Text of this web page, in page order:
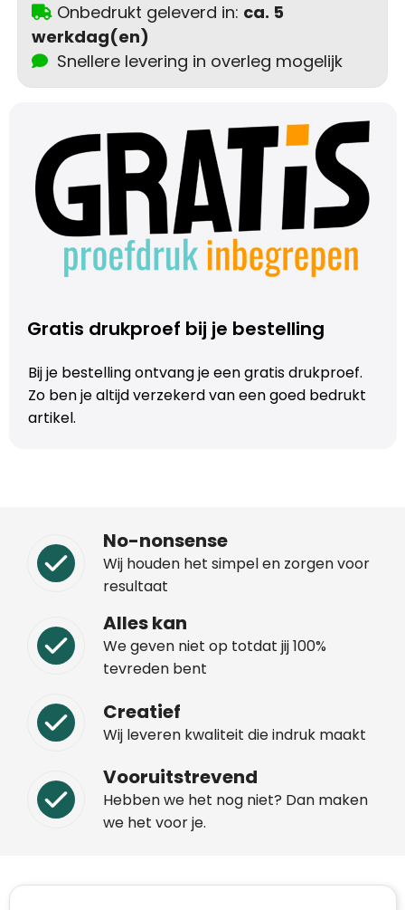
Collegetassen
Trolleys
Aktetassen
Schoenentassen
Promotietassen
Goodiebags
Onbedrukt geleverd in: ca. 5
werkdag(en)
Snellere levering in overleg mogelijk
Gratis drukproef bij je bestelling
Bij je bestelling ontvang je een gratis drukproef.
Zo ben je altijd verzekerd van een goed bedrukt
artikel.
No-nonsense
Wij houden het simpel en zorgen voor
resultaat
Alles kan
We geven niet op totdat jij 100%
tevreden bent
Creatief
Wij leveren kwaliteit die indruk maakt
Vooruitstrevend
Hebben we het nog niet? Dan maken
we het voor je.